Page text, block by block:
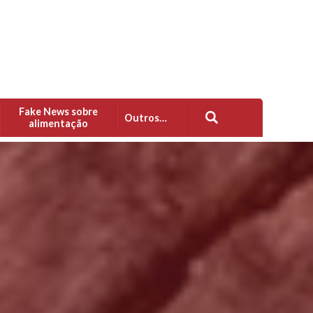
Fake News sobre
alimentação
Outros…